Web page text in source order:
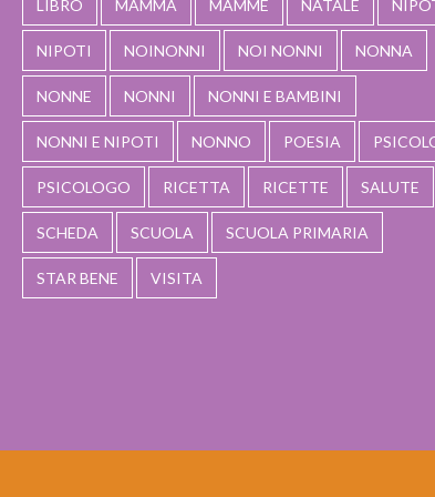
LIBRO MAMMA MAMME NATALE
NIPOTI NOINONNI NOI NONNI NONNA
NONNE NONNI NONNI E BAMBINI
NONNI E NIPOTI NONNO POESIA
PSICOLOGO RICETTA RICETTE SALUTE
SCHEDA SCUOLA SCUOLA PRIMARIA
STAR BENE VISITA